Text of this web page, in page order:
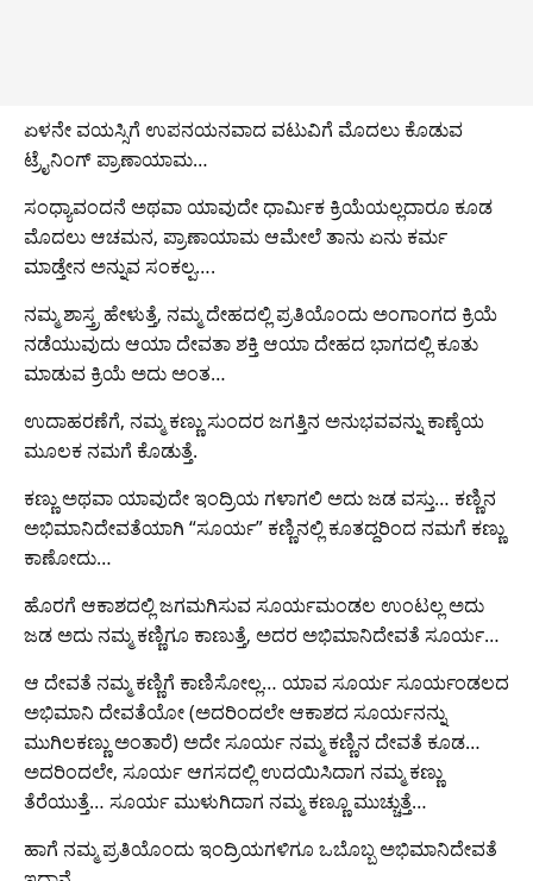
ಏಳನೇ ವಯಸ್ಸಿಗೆ ಉಪನಯನವಾದ ವಟುವಿಗೆ ಮೊದಲು ಕೊಡುವ
ಟ್ರೈನಿಂಗ್ ಪ್ರಾಣಾಯಾಮ…
ಸಂಧ್ಯಾವಂದನೆ ಅಥವಾ ಯಾವುದೇ ಧಾರ್ಮಿಕ ಕ್ರಿಯೆಯಲ್ಲದಾರೂ ಕೂಡ
ಮೊದಲು ಆಚಮನ, ಪ್ರಾಣಾಯಾಮ ಆಮೇಲೆ ತಾನು ಏನು ಕರ್ಮ
ಮಾಡ್ತೇನ ಅನ್ನುವ ಸಂಕಲ್ಪ….
ನಮ್ಮ ಶಾಸ್ತ್ರ ಹೇಳುತ್ತೆ, ನಮ್ಮ ದೇಹದಲ್ಲಿ ಪ್ರತಿಯೊಂದು ಅಂಗಾಂಗದ ಕ್ರಿಯೆ
ನಡೆಯುವುದು ಆಯಾ ದೇವತಾ ಶಕ್ತಿ ಆಯಾ ದೇಹದ ಭಾಗದಲ್ಲಿ ಕೂತು
ಮಾಡುವ ಕ್ರಿಯೆ ಅದು ಅಂತ…
ಉದಾಹರಣೆಗೆ, ನಮ್ಮ ಕಣ್ಣು ಸುಂದರ ಜಗತ್ತಿನ ಅನುಭವವನ್ನು ಕಾಣ್ಕೆಯ
ಮೂಲಕ ನಮಗೆ ಕೊಡುತ್ತೆ.
ಕಣ್ಣು ಅಥವಾ ಯಾವುದೇ ಇಂದ್ರಿಯ ಗಳಾಗಲಿ ಅದು ಜಡ ವಸ್ತು… ‌ಕಣ್ಣಿನ
ಅಭಿಮಾನಿದೇವತೆಯಾಗಿ “ಸೂರ್ಯ” ಕಣ್ಣಿನಲ್ಲಿ ಕೂತದ್ದರಿಂದ ನಮಗೆ ಕಣ್ಣು
ಕಾಣೋದು…
ಹೊರಗೆ ಆಕಾಶದಲ್ಲಿ ಜಗಮಗಿಸುವ ಸೂರ್ಯಮಂಡಲ ಉಂಟಲ್ಲ ಅದು
ಜಡ ಅದು ನಮ್ಮ ಕಣ್ಣಿಗೂ ಕಾಣುತ್ತೆ, ಅದರ ಅಭಿಮಾನಿದೇವತೆ ಸೂರ್ಯ…
ಆ ದೇವತೆ ನಮ್ಮ ಕಣ್ಣಿಗೆ ಕಾಣಿಸೋಲ್ಲ… ಯಾವ ಸೂರ್ಯ ಸೂರ್ಯಂಡಲದ
ಅಭಿಮಾನಿ ದೇವತೆಯೋ (ಅದರಿಂದಲೇ ಆಕಾಶದ ಸೂರ್ಯನನ್ನು
ಮುಗಿಲಕಣ್ಣು ಅಂತಾರೆ) ಅದೇ ಸೂರ್ಯ ನಮ್ಮ ಕಣ್ಣಿನ ದೇವತೆ ಕೂಡ…
ಅದರಿಂದಲೇ, ಸೂರ್ಯ ಆಗಸದಲ್ಲಿ ಉದಯಿಸಿದಾಗ ನಮ್ಮ ಕಣ್ಣು
ತೆರೆಯುತ್ತೆ… ಸೂರ್ಯ ಮುಳುಗಿದಾಗ ನಮ್ಮ ಕಣ್ಣೂ ಮುಚ್ಚುತ್ತೆ…
ಹಾಗೆ ನಮ್ಮ ಪ್ರತಿಯೊಂದು ಇಂದ್ರಿಯಗಳಿಗೂ ಒಬೊಬ್ಬ ಅಭಿಮಾನಿದೇವತೆ